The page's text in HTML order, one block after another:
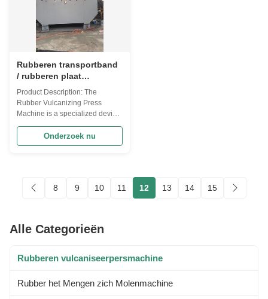
Rubberen transportband
/ rubberen plaat
Vulcaniseerpersmachine
met temperatuurbereik 0-
300 ℃
Product Description: The
Rubber Vulcanizing Press
Machine is a specialized device
rubber materials. It has a
voltage of 380V and a
machine is certified by CE and
Onderzoek nu
8 9 10 11 12 13 14 15
Alle Categorieën
Rubberen vulcaniseerpersmachine
Rubber het Mengen zich Molenmachine